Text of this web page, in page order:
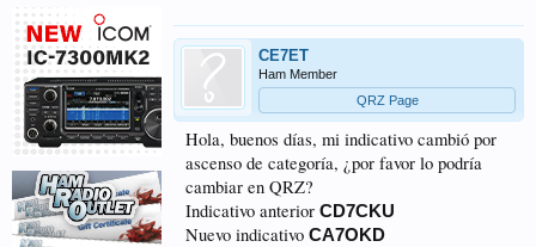
CE7ET
Ham Member
QRZ Page
Hola, buenos días, mi indicativo cambió por
ascenso de categoría, ¿por favor lo podría
cambiar en QRZ?
Indicativo anterior CD7CKU
Nuevo indicativo CA7OKD